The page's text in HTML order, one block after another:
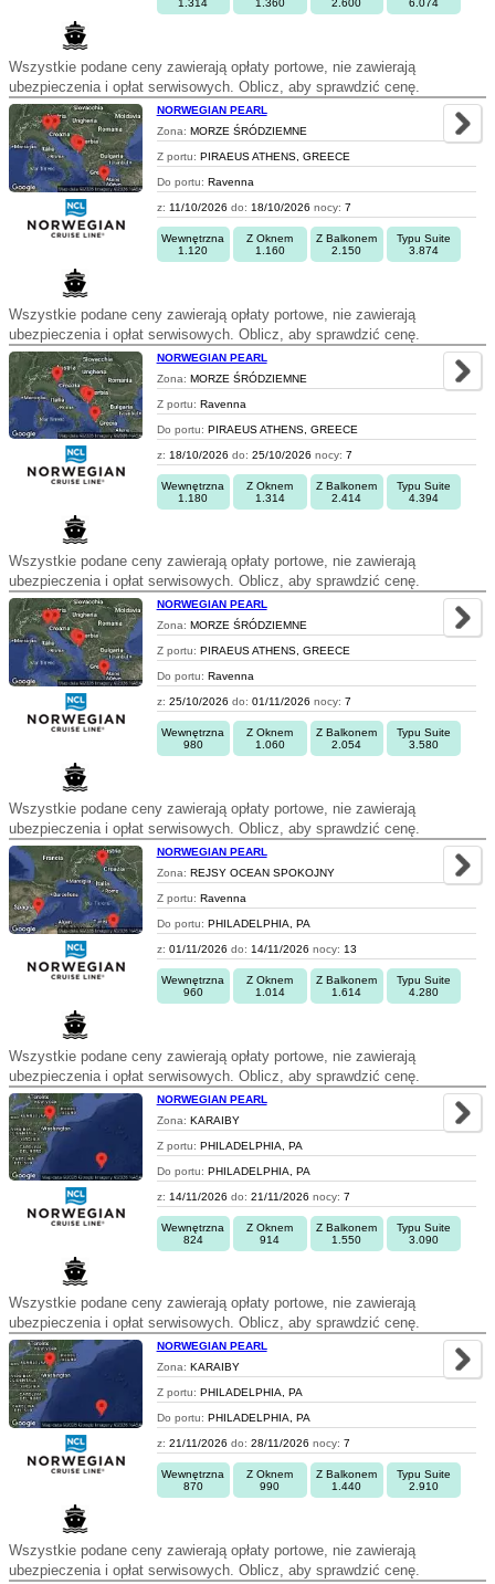
1.314 1.360 2.600 6.074
Wszystkie podane ceny zawierają opłaty portowe, nie zawierają
ubezpieczenia i opłat serwisowych. Oblicz, aby sprawdzić cenę.
NORWEGIAN PEARL
Zona: MORZE ŚRÓDZIEMNE
Z portu: PIRAEUS ATHENS, GREECE
Do portu: Ravenna
z: 11/10/2026 do: 18/10/2026 nocy: 7
Wewnętrzna
1.120
Z Oknem
1.160
Z Balkonem
2.150
Typu Suite
3.874
Wszystkie podane ceny zawierają opłaty portowe, nie zawierają
ubezpieczenia i opłat serwisowych. Oblicz, aby sprawdzić cenę.
NORWEGIAN PEARL
Zona: MORZE ŚRÓDZIEMNE
Z portu: Ravenna
Do portu: PIRAEUS ATHENS, GREECE
z: 18/10/2026 do: 25/10/2026 nocy: 7
Wewnętrzna
1.180
Z Oknem
1.314
Z Balkonem
2.414
Typu Suite
4.394
Wszystkie podane ceny zawierają opłaty portowe, nie zawierają
ubezpieczenia i opłat serwisowych. Oblicz, aby sprawdzić cenę.
NORWEGIAN PEARL
Zona: MORZE ŚRÓDZIEMNE
Z portu: PIRAEUS ATHENS, GREECE
Do portu: Ravenna
z: 25/10/2026 do: 01/11/2026 nocy: 7
Wewnętrzna
980
Z Oknem
1.060
Z Balkonem
2.054
Typu Suite
3.580
Wszystkie podane ceny zawierają opłaty portowe, nie zawierają
ubezpieczenia i opłat serwisowych. Oblicz, aby sprawdzić cenę.
NORWEGIAN PEARL
Zona: REJSY OCEAN SPOKOJNY
Z portu: Ravenna
Do portu: PHILADELPHIA, PA
z: 01/11/2026 do: 14/11/2026 nocy: 13
Wewnętrzna
960
Z Oknem
1.014
Z Balkonem
1.614
Typu Suite
4.280
Wszystkie podane ceny zawierają opłaty portowe, nie zawierają
ubezpieczenia i opłat serwisowych. Oblicz, aby sprawdzić cenę.
NORWEGIAN PEARL
Zona: KARAIBY
Z portu: PHILADELPHIA, PA
Do portu: PHILADELPHIA, PA
z: 14/11/2026 do: 21/11/2026 nocy: 7
Wewnętrzna
824
Z Oknem
914
Z Balkonem
1.550
Typu Suite
3.090
Wszystkie podane ceny zawierają opłaty portowe, nie zawierają
ubezpieczenia i opłat serwisowych. Oblicz, aby sprawdzić cenę.
NORWEGIAN PEARL
Zona: KARAIBY
Z portu: PHILADELPHIA, PA
Do portu: PHILADELPHIA, PA
z: 21/11/2026 do: 28/11/2026 nocy: 7
Wewnętrzna
870
Z Oknem
990
Z Balkonem
1.440
Typu Suite
2.910
Wszystkie podane ceny zawierają opłaty portowe, nie zawierają
ubezpieczenia i opłat serwisowych. Oblicz, aby sprawdzić cenę.